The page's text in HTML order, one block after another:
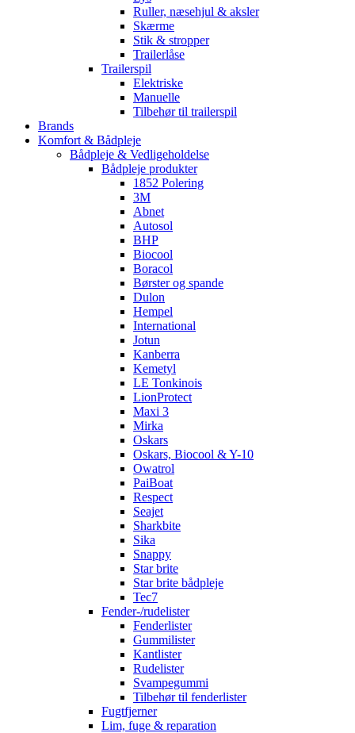
Ruller, næsehjul & aksler
Skærme
Stik & stropper
Trailerlåse
Trailerspil
Elektriske
Manuelle
Tilbehør til trailerspil
Brands
Komfort & Bådpleje
Bådpleje & Vedligeholdelse
Bådpleje produkter
1852 Polering
3M
Abnet
Autosol
BHP
Biocool
Boracol
Børster og spande
Dulon
Hempel
International
Jotun
Kanberra
Kemetyl
LE Tonkinois
LionProtect
Maxi 3
Mirka
Oskars
Oskars, Biocool & Y-10
Owatrol
PaiBoat
Respect
Seajet
Sharkbite
Sika
Snappy
Star brite
Star brite bådpleje
Tec7
Fender-/rudelister
Fenderlister
Gummilister
Kantlister
Rudelister
Svampegummi
Tilbehør til fenderlister
Fugtfjerner
Lim, fuge & reparation